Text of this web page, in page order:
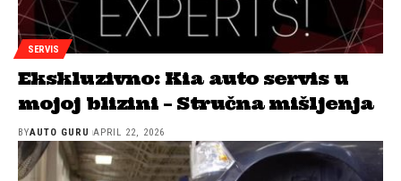
SERVIS
Ekskluzivno: Kia auto servis u
mojoj blizini – Stručna mišljenja
BYAUTO GURU APRIL 22, 2026